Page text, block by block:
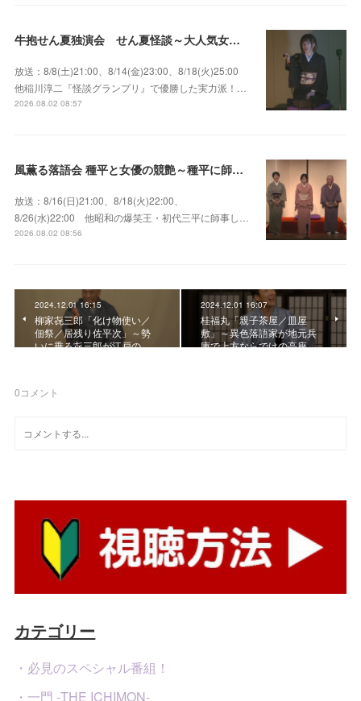
牛抱せん夏独演会 せん夏怪談～大人気女性怪談師とっておきの背筋も凍る…
放送：8/8(土)21:00、8/14(金)23:00、8/18(火)25:00
他稲川淳二『怪談グランプリ』で優勝した実力派！…
2026.08.02 08:57
風薫る落語会 種平と女優の競艶～種平に師事した女優たちが百花繚乱に咲き誇る大人気落語会
放送：8/16(日)21:00、8/18(火)22:00、
8/26(水)22:00 他昭和の爆笑王・初代三平に師事し…
2026.08.02 08:56
2024.12.01 16:15
柳家㐂三郎「化け物使い／
佃祭／居残り佐平次」～勢
いに乗る㐂三郎が江戸の…
2024.12.01 16:07
桂福丸「親子茶屋／皿屋
敷」～異色落語家が地元兵
庫で上方ならではの高座…
0コメント
カテゴリー
・必見のスペシャル番組！
・一門 -THE ICHIMON-